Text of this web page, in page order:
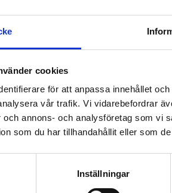
cookies
för att anpassa innehållet
vår trafik. Vi vidarebefordrar
och annons- och analysföretag som vi
som du har tillhandahållit eller som
Inställningar
med nya kitsatser >>
vara i rätt längd. Enklaste sättet
att gå till våra kompletta paket, leta
som passar.